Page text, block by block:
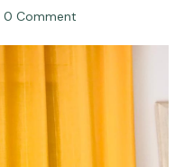
0 Comment